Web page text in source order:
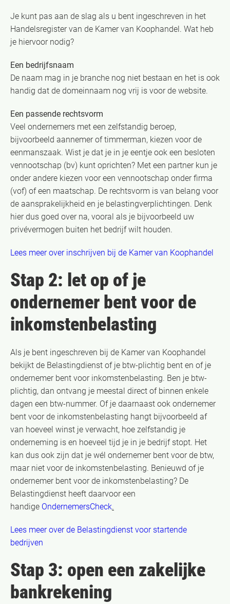
Je kunt pas aan de slag als u bent ingeschreven in het
Handelsregister van de Kamer van Koophandel. Wat heb
je hiervoor nodig?
Een bedrijfsnaam
De naam mag in je branche nog niet bestaan en het is ook
handig dat de domeinnaam nog vrij is voor de website.
Een passende rechtsvorm
Veel ondernemers met een zelfstandig beroep,
bijvoorbeeld aannemer of timmerman, kiezen voor de
eenmanszaak. Wist je dat je in je eentje ook een besloten
vennootschap (bv) kunt oprichten? Met een partner kun je
onder andere kiezen voor een vennootschap onder firma
(vof) of een maatschap. De rechtsvorm is van belang voor
de aansprakelijkheid en je belastingverplichtingen. Denk
hier dus goed over na, vooral als je bijvoorbeeld uw
privévermogen buiten het bedrijf wilt houden.
Lees meer over inschrijven bij de Kamer van Koophandel
Stap 2: let op of je
ondernemer bent voor de
inkomstenbelasting
Als je bent ingeschreven bij de Kamer van Koophandel
bekijkt de Belastingdienst of je btw-plichtig bent en of je
ondernemer bent voor inkomstenbelasting. Ben je btw-
plichtig, dan ontvang je meestal direct of binnen enkele
dagen een btw-nummer. Of je daarnaast ook ondernemer
bent voor de inkomstenbelasting hangt bijvoorbeeld af
van hoeveel winst je verwacht, hoe zelfstandig je
onderneming is en hoeveel tijd je in je bedrijf stopt. Het
kan dus ook zijn dat je wél ondernemer bent voor de btw,
maar niet voor de inkomstenbelasting. Benieuwd of je
ondernemer bent voor de inkomstenbelasting? De
Belastingdienst heeft daarvoor een
handige OndernemersCheck.
Lees meer over de Belastingdienst voor startende
bedrijven
Stap 3: open een zakelijke
bankrekening